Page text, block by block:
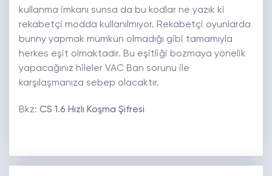
kullanma imkanı sunsa da bu kodlar ne yazık ki
rekabetçi modda kullanılmıyor. Rekabetçi oyunlarda
bunny yapmak mümkün olmadığı gibi tamamıyla
herkes eşit olmaktadır. Bu eşitliği bozmaya yönelik
yapacağınız hileler VAC Ban sorunu ile
karşılaşmanıza sebep olacaktır.
Bkz: CS 1.6 Hızlı Koşma Şifresi